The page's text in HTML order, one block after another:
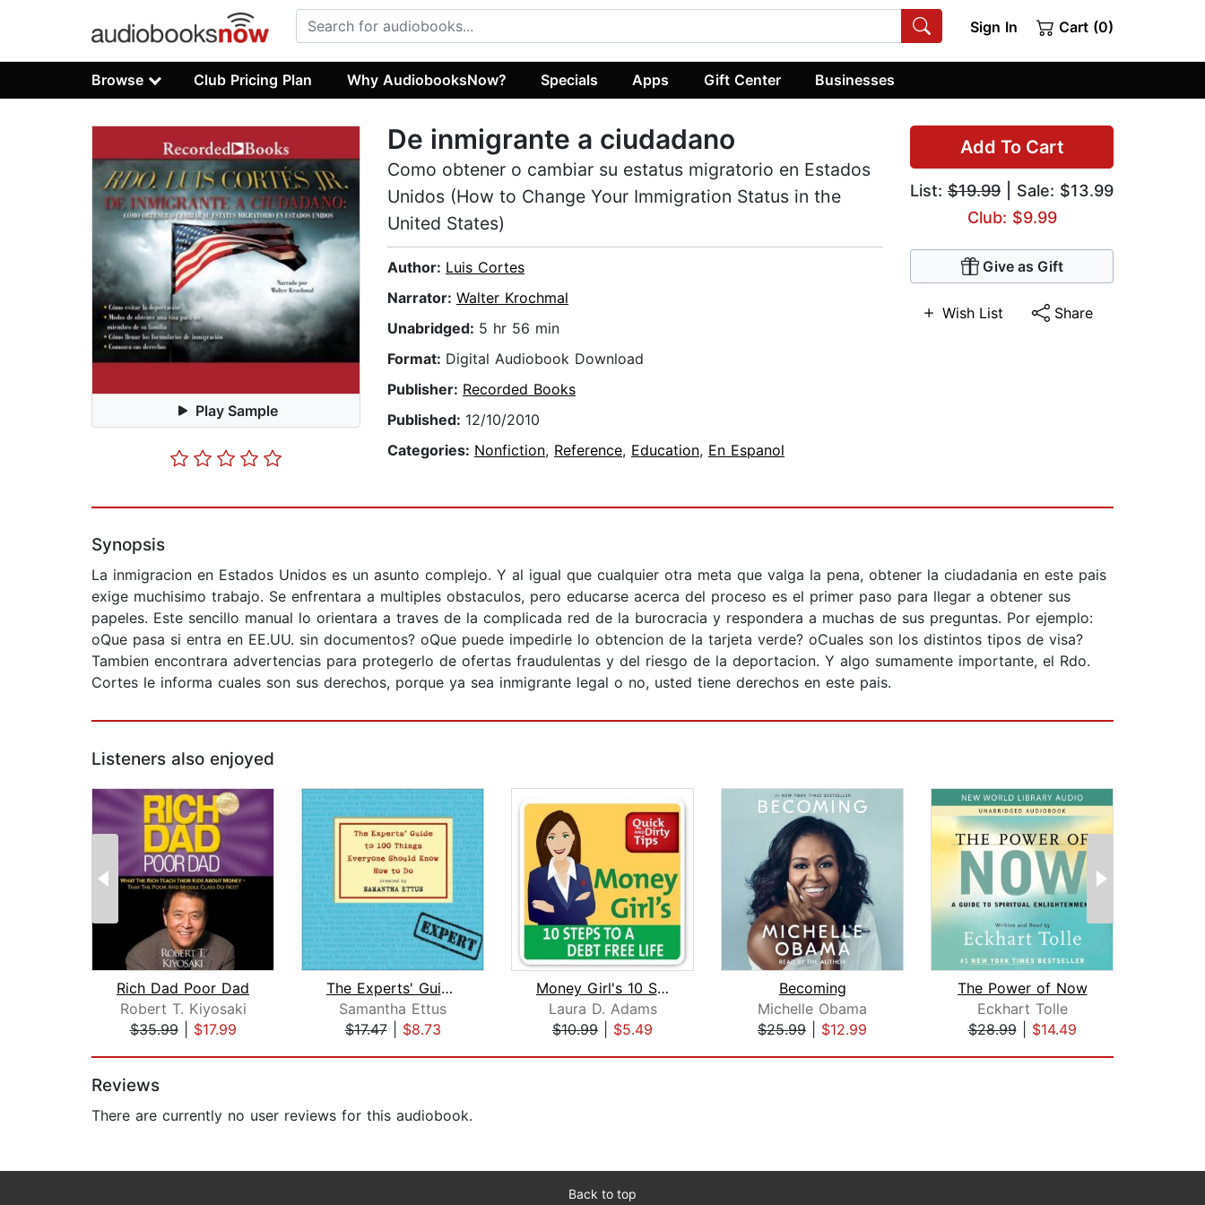
Sign In Cart (0)
Browse Club Pricing Plan Why AudiobooksNow? Specials Apps Gift Center Businesses
Play Sample
Add To Cart
List: $19.99 | Sale: $13.99
Club: $9.99
Give as Gift
Wish List Share
De inmigrante a ciudadano
Como obtener o cambiar su estatus migratorio en Estados
Unidos (How to Change Your Immigration Status in the
United States)
Author: Luis Cortes
Narrator: Walter Krochmal
Unabridged: 5 hr 56 min
Format: Digital Audiobook Download
Publisher: Recorded Books
Published: 12/10/2010
Categories: Nonfiction, Reference, Education, En Espanol
Synopsis
La inmigracion en Estados Unidos es un asunto complejo. Y al igual que cualquier otra meta que valga la pena, obtener la ciudadania en este pais
exige muchisimo trabajo. Se enfrentara a multiples obstaculos, pero educarse acerca del proceso es el primer paso para llegar a obtener sus
papeles. Este sencillo manual lo orientara a traves de la complicada red de la burocracia y respondera a muchas de sus preguntas. Por ejemplo:
oQue pasa si entra en EE.UU. sin documentos? oQue puede impedirle lo obtencion de la tarjeta verde? oCuales son los distintos tipos de visa?
Tambien encontrara advertencias para protegerlo de ofertas fraudulentas y del riesgo de la deportacion. Y algo sumamente importante, el Rdo.
Cortes le informa cuales son sus derechos, porque ya sea inmigrante legal o no, usted tiene derechos en este pais.
Listeners also enjoyed
Rich Dad Poor Dad
Robert T. Kiyosaki
$35.99| $17.99
The Experts' Guide to 100 Things Ever...
Samantha Ettus
$17.47| $8.73
Money Girl's 10 Steps to a Debt-Free ...
Laura D. Adams
$10.99
$5.49
Becoming
Michelle Obama
$25.99
$12.99
The Power of Now
Eckhart Tolle
$28.99| $14.49
Reviews
There are currently no user reviews for this audiobook.
Back to top